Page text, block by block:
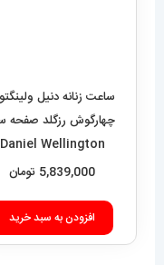
ساعت زنانه دنیل
چهارگوش رزگلد صفحه
Daniel Wellington
Quadro 421
5,839,000 تومان
افزودن به سبد خرید